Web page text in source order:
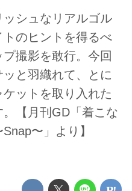
シュなリアルゴル
のヒントを得るべ
撮影を敢行。今回
と羽織れて、とに
ットを取り入れた
【月刊GD「着こな
〜」より】